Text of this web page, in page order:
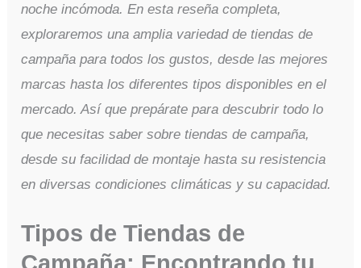
noche incómoda. En esta reseña completa,
exploraremos una amplia variedad de tiendas de
campaña para todos los gustos, desde las mejores
marcas hasta los diferentes tipos disponibles en el
mercado. Así que prepárate para descubrir todo lo
que necesitas saber sobre tiendas de campaña,
desde su facilidad de montaje hasta su resistencia
en diversas condiciones climáticas y su capacidad.
Tipos de Tiendas de